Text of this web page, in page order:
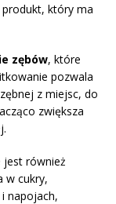
który ma
zębów, które
pozwala
z miejsc, do
zwiększa
jest również
w cukry,
napojach,